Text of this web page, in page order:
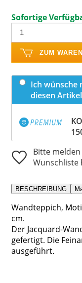
Sofortige
ZUM
Ich wünsche
diesen
Bitte
Wunschliste
BESCHREIBUNG
Wandteppich,
cm.
Der Jacquard-
gefertigt. Die
ausgeführt.